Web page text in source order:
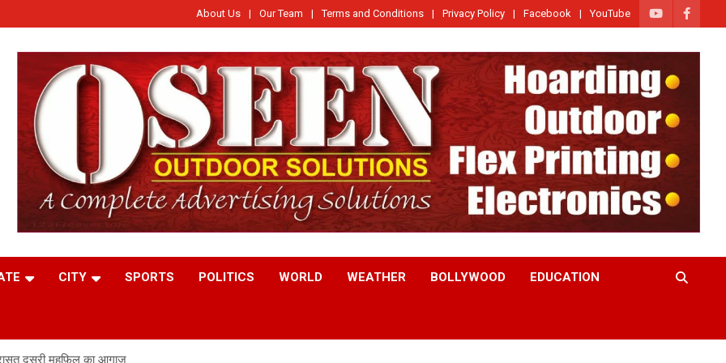
About Us Our Team Terms and Conditions Privacy Policy Facebook YouTube
CITY SPORTS POLITICS WORLD WEATHER BOLLYWOOD EDUCATION
दूसरी महफ़िल का आगाज़.